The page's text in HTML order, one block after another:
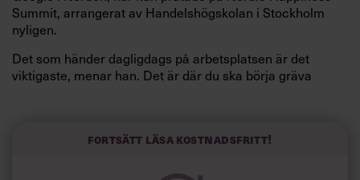
Summit, arrangerat av Handelshögskolan i Stockholm
nyligen.
Det som händer dagligdags på arbetsplatsen är det
viktigaste, menar han. Det är där du ska börja gräva
och höjt arbetsglädjen på Google:
Fortsätt läsa kostnadsfritt!